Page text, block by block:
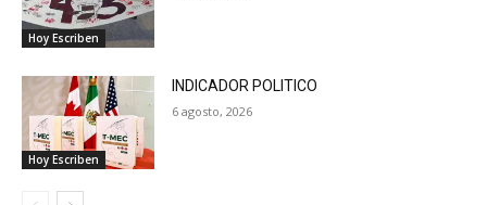
Hoy Escriben
Hoy Escriben
INDICADOR POLITICO
6 agosto, 2026